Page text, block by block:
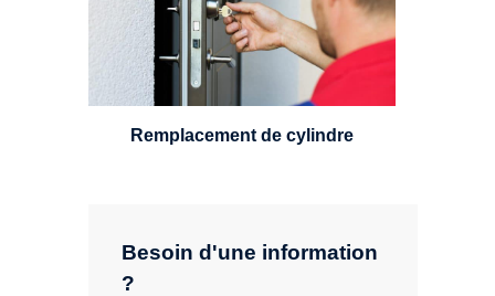
Besoin d'une information
?
standard, à 5 leviers ou à 3
leviers, Mul-T-Lock ou encore
multipoints.
Remplacement de cylindre